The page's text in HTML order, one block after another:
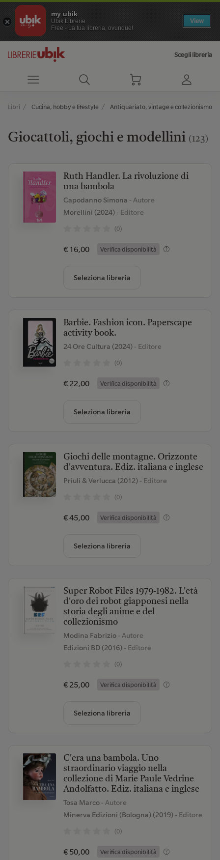
my ubik
Ubik Librerie
Free - La tua libreria, ovunque!
View
Scegli libreria
Libri Cucina, hobby e lifestyle Antiquariato, vintage e collezionismo
Giocattoli, giochi e modellini (123)
Ruth Handler. La rivoluzione di
una bambola
Capodanno Simona - Autore
Morellini (2024)- Editore
(0)
€ 16,00 Verifica disponibilità
Seleziona libreria
Barbie. Fashion icon. Paperscape
activity book.
24 Ore Cultura (2024)- Editore
(0)
€ 22,00 Verifica disponibilità
Seleziona libreria
Giochi delle montagne. Orizzonte
d'avventura. Ediz. italiana e inglese
Priuli & Verlucca (2012)- Editore
(0)
€ 45,00 Verifica disponibilità
Seleziona libreria
Super Robot Files 1979-1982. L'età
d'oro dei robot giapponesi nella
storia degli anime e del
collezionismo
Modina Fabrizio - Autore
Edizioni BD (2016)- Editore
(0)
€ 25,00 Verifica disponibilità
Seleziona libreria
C'era una bambola. Uno
straordinario viaggio nella
collezione di Marie Paule Vedrine
Andolfatto. Ediz. italiana e inglese
Tosa Marco - Autore
Minerva Edizioni (Bologna) (2019)- Editore
(0)
€ 50,00 Verifica disponibilità